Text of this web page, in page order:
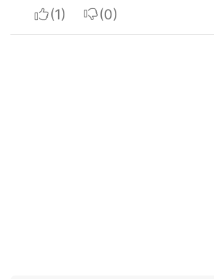
I apreciateI do not appreciate